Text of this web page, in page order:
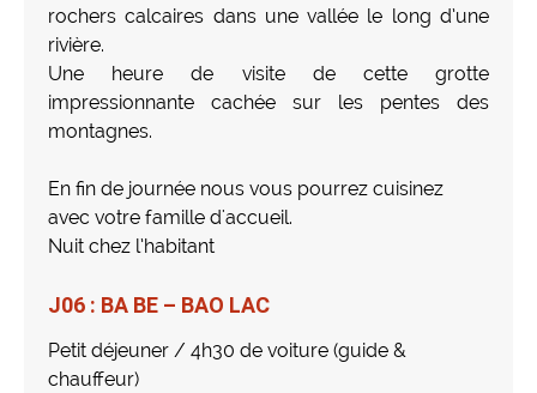
rochers calcaires dans une vallée le long d’une
rivière.
Une heure de visite de cette grotte
impressionnante cachée sur les pentes des
montagnes.
En fin de journée nous vous pourrez cuisinez
avec votre famille d'accueil.
Nuit chez l’habitant
J06 : BA BE – BAO LAC
Petit déjeuner / 4h30 de voiture (guide &
chauffeur)